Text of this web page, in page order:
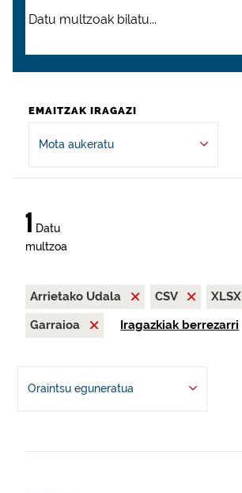
EMAITZAK IRAGAZI
Mota aukeratu
1 Datu
multzoa
Arrietako Udala CSV
XLSX
Garraioa
Iragazkiak berrezarri
Oraintsu eguneratua